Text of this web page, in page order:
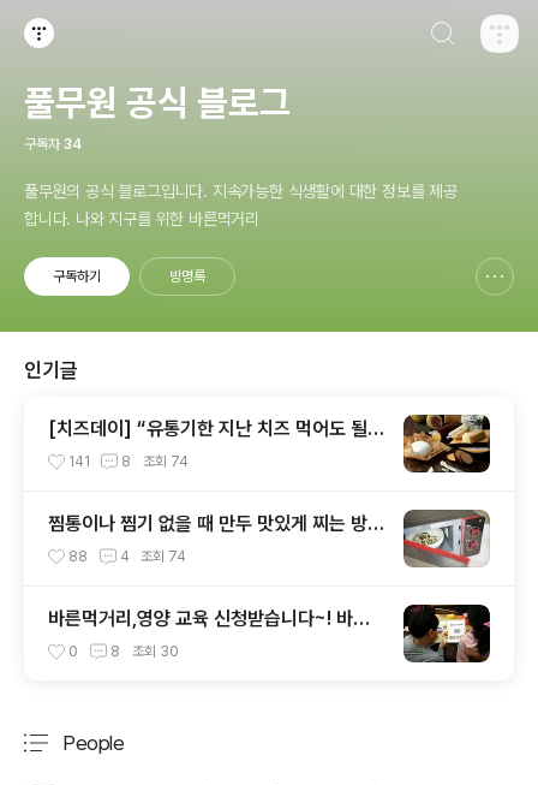
풀무원 공식 블로그
구독자 34
풀무원의 공식 블로그입니다. 지속가능한 식생활에 대한 정보를 제공
합니다. 나와 지구를 위한 바른먹거리
구독하기 방명록
인기글
[치즈데이] “유통기한 지난 치즈 먹어도 될까
요?”
141 8 조회 74
찜통이나 찜기 없을 때 만두 맛있게 찌는 방법
~ 6가지!
88 4 조회 74
바른먹거리,영양 교육 신청받습니다~! 바른
먹거리 확인 캠페인 사이트 오픈!
0 8 조회 30
People